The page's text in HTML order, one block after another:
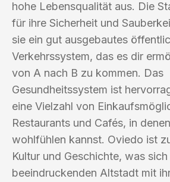
hohe Lebensqualität aus. Die
für ihre Sicherheit und
sie ein gut ausgebautes
Verkehrssystem, das es dir
von A nach B zu kommen. Das
Gesundheitssystem ist
eine Vielzahl von
Restaurants und Cafés, in
wohlfühlen kannst. Oviedo ist
Kultur und Geschichte, was
beeindruckenden Altstadt mit